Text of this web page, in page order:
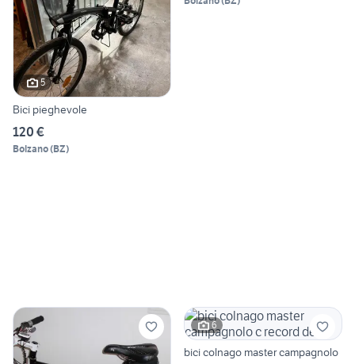
5
Bici pieghevole
120 €
Bolzano(BZ)
6
bici colnago master campagnolo